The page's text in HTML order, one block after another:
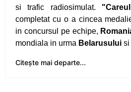
Alte sperante la medalii,
Valentin Gavril
vicepresedinte al
Silviu Munteanu
si trafic radiosimulat.
completat cu o a cincea
in concursul pe echipe,
mondiala in urma Belarusului si
Citește mai departe...